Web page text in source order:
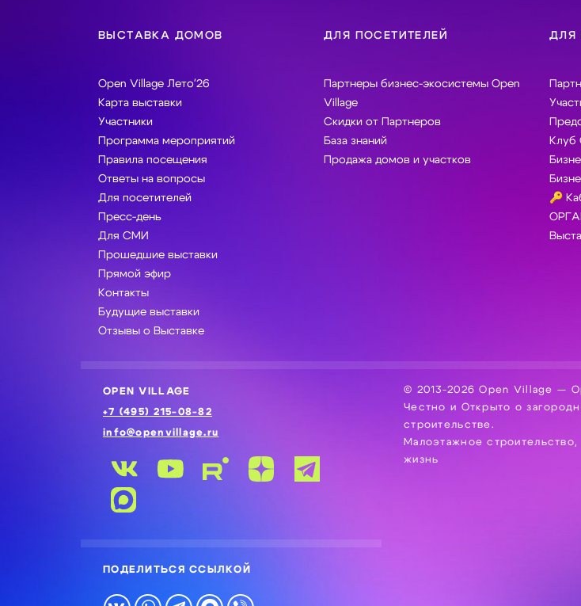
ВЫСТАВКА ДОМОВ
Open Village Лето'26
Карта выставки
Участники
Программа мероприятий
Правила посещения
Ответы на вопросы
Для посетителей
Пресс-день
Для СМИ
Прошедшие выставки
Прямой эфир
Контакты
Будущие выставки
Отзывы о Выставке
ДЛЯ ПОСЕТИТЕЛЕЙ
Партнеры бизнес-экосистемы Open
Village
Скидки от Партнеров
База знаний
Продажа домов и участков
ДЛЯ
Клуб
🔑
OPEN VILLAGE
+7 (495) 215-08-82
info@openvillage.ru
ПОДЕЛИТЬСЯ ССЫЛКОЙ
© 2013-2026 Open Village —
Честно и Открыто о
строительстве.
Малоэтажное строительство,
жизнь